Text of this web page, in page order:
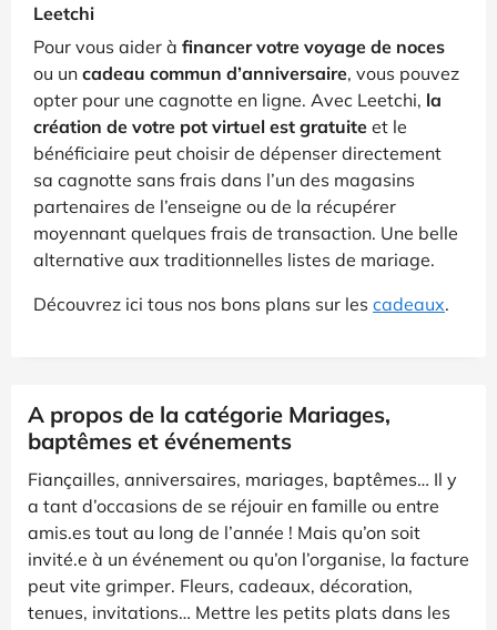
Leetchi
Pour vous aider à financer votre voyage de noces
ou un cadeau commun d’anniversaire, vous pouvez
opter pour une cagnotte en ligne. Avec Leetchi, la
création de votre pot virtuel est gratuite et le
bénéficiaire peut choisir de dépenser directement
sa cagnotte sans frais dans l’un des magasins
partenaires de l’enseigne ou de la récupérer
moyennant quelques frais de transaction. Une belle
alternative aux traditionnelles listes de mariage.
Découvrez ici tous nos bons plans sur les cadeaux.
A propos de la catégorie Mariages,
baptêmes et événements
Fiançailles, anniversaires, mariages, baptêmes… Il y
a tant d’occasions de se réjouir en famille ou entre
amis.es tout au long de l’année ! Mais qu’on soit
invité.e à un événement ou qu’on l’organise, la facture
peut vite grimper. Fleurs, cadeaux, décoration,
tenues, invitations… Mettre les petits plats dans les